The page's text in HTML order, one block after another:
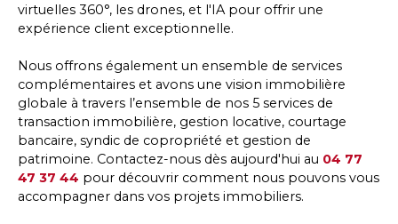
virtuelles 360°, les drones, et l'IA pour offrir une
expérience client exceptionnelle.
Nous offrons également un ensemble de services
complémentaires et avons une vision immobilière
globale à travers l’ensemble de nos 5 services de
transaction immobilière, gestion locative, courtage
bancaire, syndic de copropriété et gestion de
patrimoine. Contactez-nous dès aujourd'hui au 04 77
47 37 44 pour découvrir comment nous pouvons vous
accompagner dans vos projets immobiliers.